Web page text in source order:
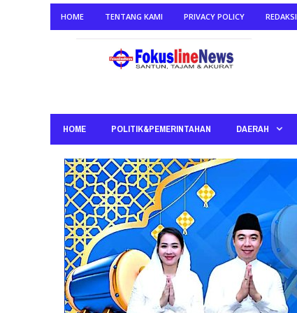
HOME TENTANG KAMI PRIVACY POLICY REDAKSI
HOME POLITIK&PEMERINTAHAN DAERAH